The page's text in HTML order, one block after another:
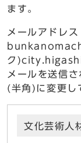
ます。
メールアドレス
ク
メールを送信
(半角)に変更し
文化芸術人